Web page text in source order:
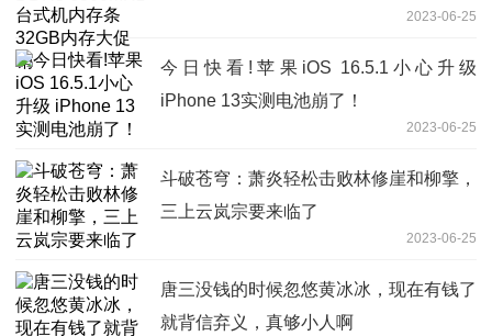
2023-06-25
今日快看!苹果iOS 16.5.1小心升级
iPhone 13实测电池崩了！
2023-06-25
斗破苍穹：萧炎轻松击败林修崖和柳擎，
三上云岚宗要来临了
2023-06-25
唐三没钱的时候忽悠黄冰冰，现在有钱了
就背信弃义，真够小人啊